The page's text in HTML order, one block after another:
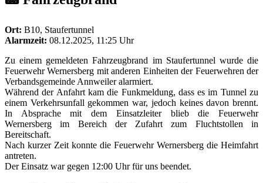
Ort: B10, Staufertunnel
Alarmzeit: 08.12.2025, 11:25 Uhr
Zu einem gemeldeten Fahrzeugbrand im Staufertunnel wurde die
Feuerwehr Wernersberg mit anderen Einheiten der Feuerwehren der
Verbandsgemeinde Annweiler alarmiert.
Während der Anfahrt kam die Funkmeldung, dass es im Tunnel zu
einem Verkehrsunfall gekommen war, jedoch keines davon brennt.
In Absprache mit dem Einsatzleiter blieb die Feuerwehr
Wernersberg im Bereich der Zufahrt zum Fluchtstollen in
Bereitschaft.
Nach kurzer Zeit konnte die Feuerwehr Wernersberg die Heimfahrt
antreten.
Der Einsatz war gegen 12:00 Uhr für uns beendet.